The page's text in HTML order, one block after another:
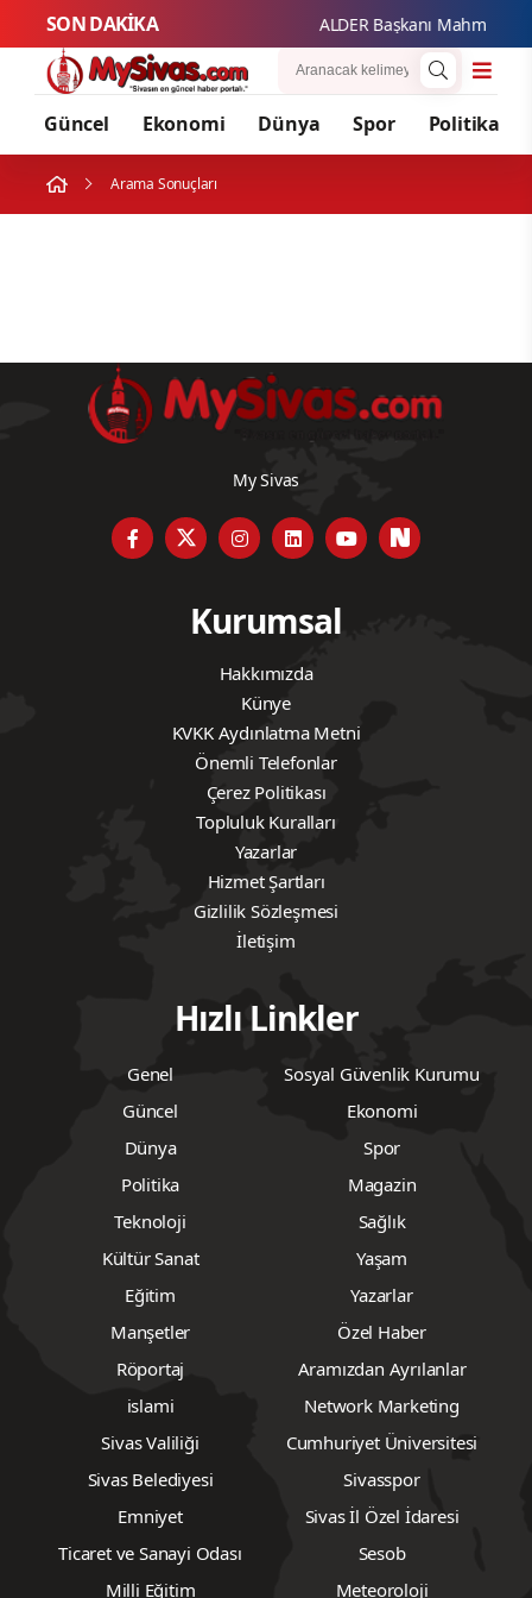
SON DAKİKA ALDER Başkanı Mahmut
Güncel Ekonomi Dünya Spor Politika
Arama Sonuçları
My Sivas
Kurumsal
Hakkımızda
Künye
KVKK Aydınlatma Metni
Önemli Telefonlar
Çerez Politikası
Topluluk Kuralları
Yazarlar
Hizmet Şartları
Gizlilik Sözleşmesi
İletişim
Hızlı Linkler
Genel
Sosyal Güvenlik Kurumu
Güncel
Ekonomi
Dünya
Spor
Politika
Magazin
Teknoloji
Sağlık
Kültür Sanat
Yaşam
Eğitim
Yazarlar
Manşetler
Özel Haber
Röportaj
Aramızdan Ayrılanlar
islami
Network Marketing
Sivas Valiliği
Cumhuriyet Üniversitesi
Sivas Belediyesi
Sivasspor
Emniyet
Sivas İl Özel İdaresi
Ticaret ve Sanayi Odası
Sesob
Milli Eğitim
Meteoroloji